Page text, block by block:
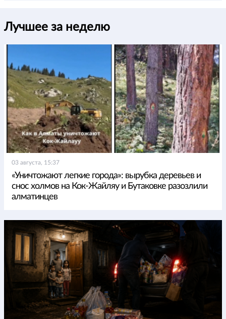
Лучшее за неделю
03 августа, 15:37
«Уничтожают легкие города»: вырубка деревьев и
снос холмов на Кок-Жайляу и Бутаковке разозлили
алматинцев